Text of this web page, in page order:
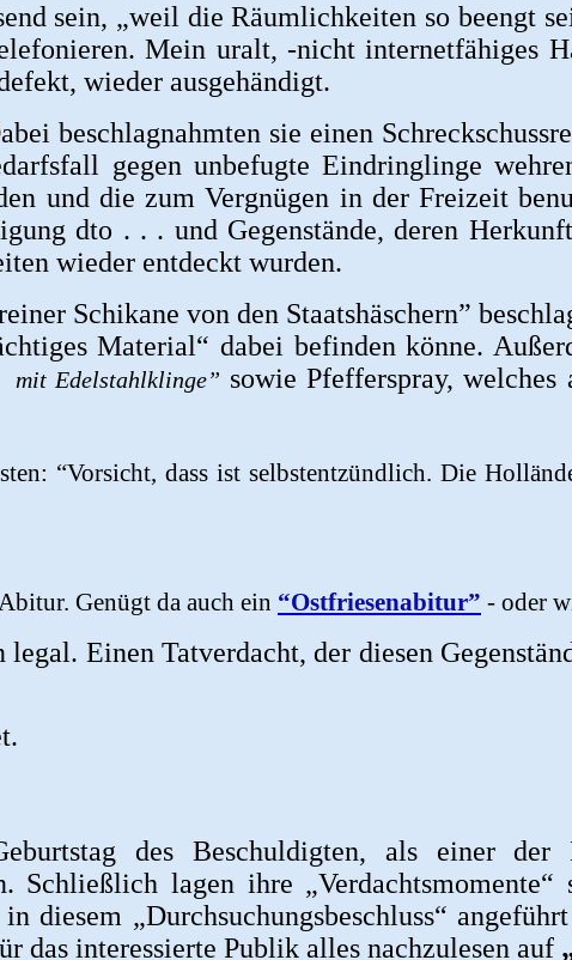
sein, „weil die Räumlichkeiten so beengt
Mein uralt, -nicht internetfähiges
wieder ausgehändigt.
beschlagnahmten sie einen
gegen unbefugte Eindringlinge
und die zum Vergnügen in der Freizeit
dto . . . und Gegenstände, deren
wieder entdeckt wurden.
Schikane von den Staatshäschern”
Material“ dabei befinden könne.
mit Edelstahlklinge” sowie Pfefferspray, welches
“Vorsicht, dass ist selbstentzündlich. Die
Genügt da auch ein “Ostfriesenabitur” - oder
Einen Tatverdacht, der diesen
des Beschuldigten, als einer der
Schließlich lagen ihre
diesem „Durchsuchungsbeschluss“
das interessierte Publik alles nachzulesen auf